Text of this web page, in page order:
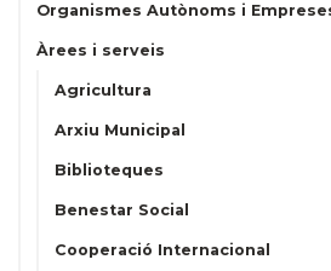
Organismes Autònoms i
Àrees i serveis
Agricultura
Arxiu Municipal
Biblioteques
Benestar Social
Cooperació Internacional